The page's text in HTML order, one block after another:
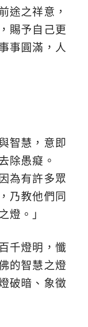
途之祥意，
賜予自己更
事圓滿，人
智慧，意即
除愚癡。
為有許多眾
乃教他們同
燈。」
千燈明，懺
的智慧之燈
破暗、象徵